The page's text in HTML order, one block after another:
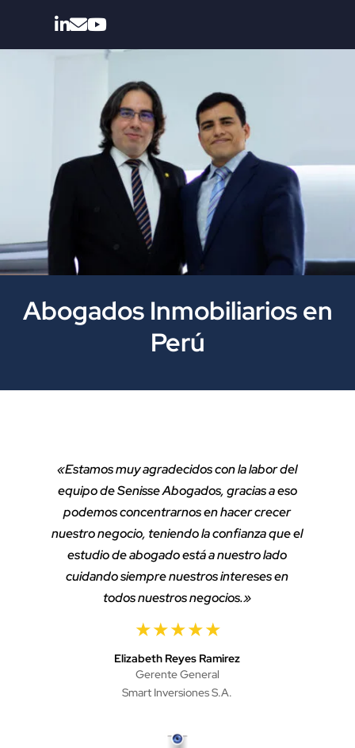
Abogados Inmobiliarios en
Perú
«Estamos muy agradecidos con la labor del
equipo de Senisse Abogados, gracias a eso
podemos concentrarnos en hacer crecer
nuestro negocio, teniendo la confianza que el
estudio de abogado está a nuestro lado
cuidando siempre nuestros intereses en
todos nuestros negocios.»
Elizabeth Reyes Ramirez
Gerente General
Smart Inversiones S.A.